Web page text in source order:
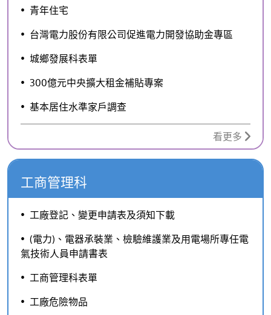
青年住宅
台灣電力股份有限公司促進電力開發協助金專區
城鄉發展科表單
300億元中央擴大租金補貼專案
基本居住水準家戶調查
看更多
工商管理科
工廠登記、變更申請表及須知下載
(電力)、電器承裝業、檢驗維護業及用電場所專任電
氣技術人員申請書表
工商管理科表單
工廠危險物品